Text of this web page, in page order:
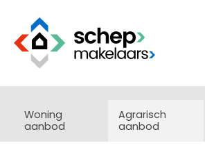
Woning
aanbod
Agrarisch
aanbod